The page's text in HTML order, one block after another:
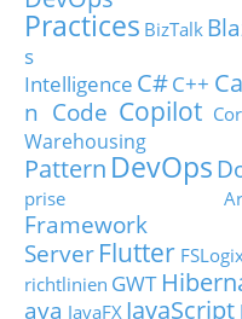
Practices BizTalk
s
Intelligence C#C++
n Code Copilot
Warehousing
Pattern DevOps
prise
Framework
Server Flutter
richtlinien GWT
ava JavaFX JavaScript